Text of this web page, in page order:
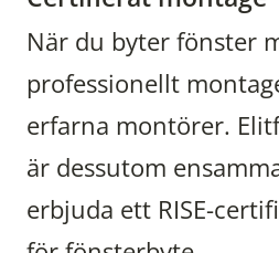
När du byter fönster
professionellt
erfarna montörer.
är dessutom
erbjuda ett RISE-